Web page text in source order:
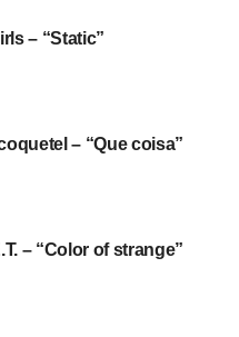
– “Static”
– “Que coisa”
– “Color of strange”